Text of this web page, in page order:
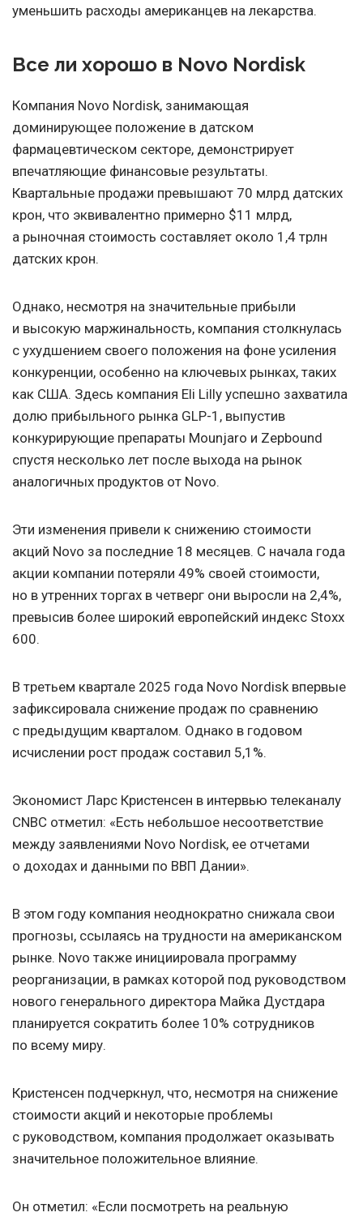
уменьшить расходы американцев на лекарства.
Все ли хорошо в Novo Nordisk
Компания Novo Nordisk, занимающая
доминирующее положение в датском
фармацевтическом секторе, демонстрирует
впечатляющие финансовые результаты.
Квартальные продажи превышают 70 млрд датских
крон, что эквивалентно примерно $11 млрд,
а рыночная стоимость составляет около 1,4 трлн
датских крон.
Однако, несмотря на значительные прибыли
и высокую маржинальность, компания столкнулась
с ухудшением своего положения на фоне усиления
конкуренции, особенно на ключевых рынках, таких
как США. Здесь компания Eli Lilly успешно захватила
долю прибыльного рынка GLP-1, выпустив
конкурирующие препараты Mounjaro и Zepbound
спустя несколько лет после выхода на рынок
аналогичных продуктов от Novo.
Эти изменения привели к снижению стоимости
акций Novo за последние 18 месяцев. С начала года
акции компании потеряли 49% своей стоимости,
но в утренних торгах в четверг они выросли на 2,4%,
превысив более широкий европейский индекс Stoxx
600.
В третьем квартале 2025 года Novo Nordisk впервые
зафиксировала снижение продаж по сравнению
с предыдущим кварталом. Однако в годовом
исчислении рост продаж составил 5,1%.
Экономист Ларс Кристенсен в интервью телеканалу
CNBC отметил: «Есть небольшое несоответствие
между заявлениями Novo Nordisk, ее отчетами
о доходах и данными по ВВП Дании».
В этом году компания неоднократно снижала свои
прогнозы, ссылаясь на трудности на американском
рынке. Novo также инициировала программу
реорганизации, в рамках которой под руководством
нового генерального директора Майка Дустдара
планируется сократить более 10% сотрудников
по всему миру.
Кристенсен подчеркнул, что, несмотря на снижение
стоимости акций и некоторые проблемы
с руководством, компания продолжает оказывать
значительное положительное влияние.
Он отметил: «Если посмотреть на реальную